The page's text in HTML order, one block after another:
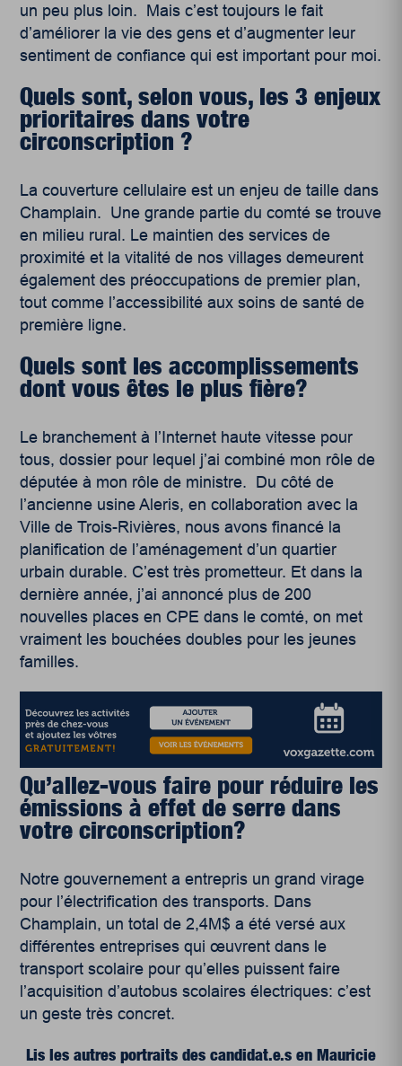
un peu plus loin. Mais c’est toujours le fait
d’améliorer la vie des gens et d’augmenter leur
sentiment de confiance qui est important pour moi.
Quels sont, selon vous, les 3 enjeux
prioritaires dans votre
circonscription ?
La couverture cellulaire est un enjeu de taille dans
Champlain. Une grande partie du comté se trouve
en milieu rural. Le maintien des services de
proximité et la vitalité de nos villages demeurent
également des préoccupations de premier plan,
tout comme l’accessibilité aux soins de santé de
première ligne.
Quels sont les accomplissements
dont vous êtes le plus fière?
Le branchement à l’Internet haute vitesse pour
tous, dossier pour lequel j’ai combiné mon rôle de
députée à mon rôle de ministre. Du côté de
l’ancienne usine Aleris, en collaboration avec la
Ville de Trois-Rivières, nous avons financé la
planification de l’aménagement d’un quartier
urbain durable. C’est très prometteur. Et dans la
dernière année, j’ai annoncé plus de 200
nouvelles places en CPE dans le comté, on met
vraiment les bouchées doubles pour les jeunes
familles.
Qu’allez-vous faire pour réduire les
émissions à effet de serre dans
votre circonscription?
Notre gouvernement a entrepris un grand virage
pour l’électrification des transports. Dans
Champlain, un total de 2,4M$ a été versé aux
différentes entreprises qui œuvrent dans le
transport scolaire pour qu’elles puissent faire
l’acquisition d’autobus scolaires électriques: c’est
un geste très concret.
Lis les autres portraits des candidat.e.s en Mauricie